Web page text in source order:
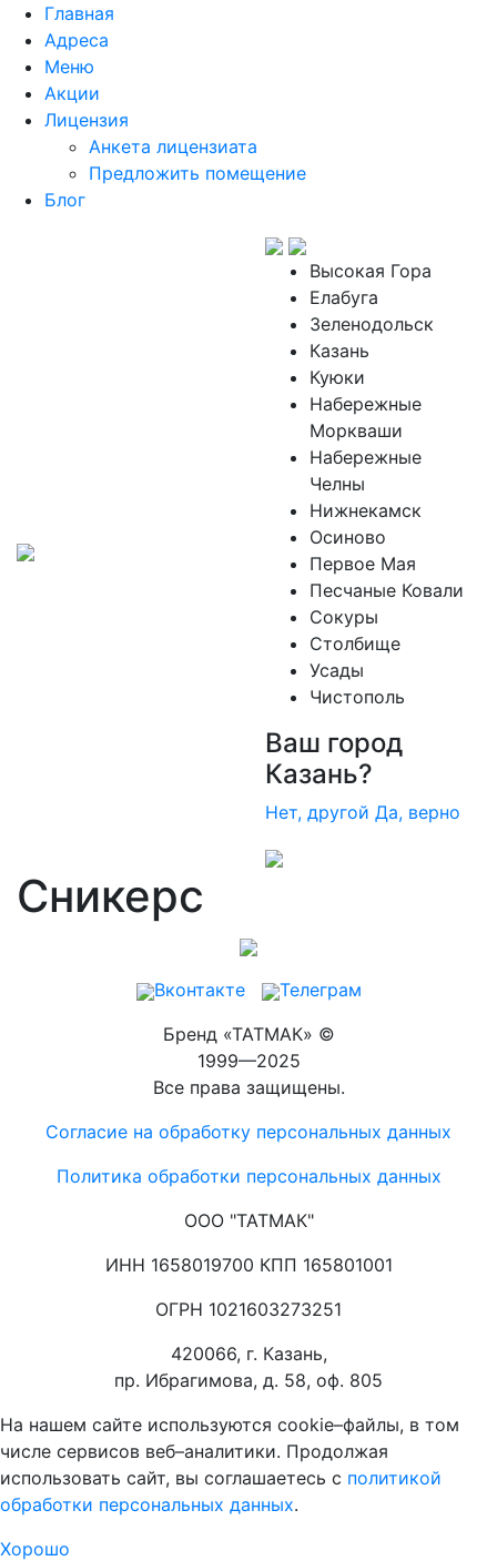
Главная
Адреса
Меню
Акции
Лицензия
Анкета лицензиата
Предложить помещение
Блог
Высокая Гора
Елабуга
Зеленодольск
Казань
Куюки
Набережные
Моркваши
Набережные
Челны
Нижнекамск
Осиново
Первое Мая
Песчаные Ковали
Сокуры
Столбище
Усады
Чистополь
Ваш город
Казань?
Нет, другой Да, верно
Сникерс
Вконтакте
Телеграм
Бренд «ТАТМАК» ©
1999—2025
Все права защищены.
Согласие на обработку персональных данных
Политика обработки персональных данных
ООО "ТАТМАК"
ИНН 1658019700 КПП 165801001
ОГРН 1021603273251
420066, г. Казань,
пр. Ибрагимова, д. 58, оф. 805
На нашем сайте используются cookie–файлы, в том
числе сервисов веб–аналитики. Продолжая
использовать сайт, вы соглашаетесь с политикой
обработки персональных данных.
Хорошо